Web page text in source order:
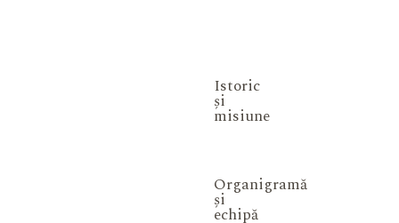
Istoric
și
misiune
Organigramă
și
echipă